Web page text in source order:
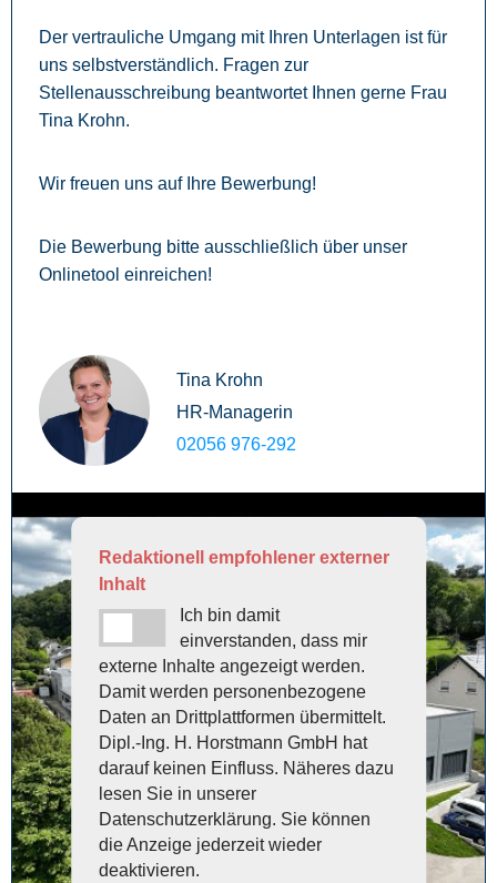
Der vertrauliche Umgang mit Ihren Unterlagen ist für
uns selbstverständlich. Fragen zur
Stellenausschreibung beantwortet Ihnen gerne Frau
Tina Krohn.
Wir freuen uns auf Ihre Bewerbung!
Die Bewerbung bitte ausschließlich über unser
Onlinetool einreichen!
Tina Krohn
HR-Managerin
02056 976-292
Redaktionell empfohlener externer
Inhalt
Ich bin damit
einverstanden, dass mir
externe Inhalte angezeigt werden.
Damit werden personenbezogene
Daten an Drittplattformen übermittelt.
Dipl.-Ing. H. Horstmann GmbH hat
darauf keinen Einfluss. Näheres dazu
lesen Sie in unserer
Datenschutzerklärung. Sie können
die Anzeige jederzeit wieder
deaktivieren.